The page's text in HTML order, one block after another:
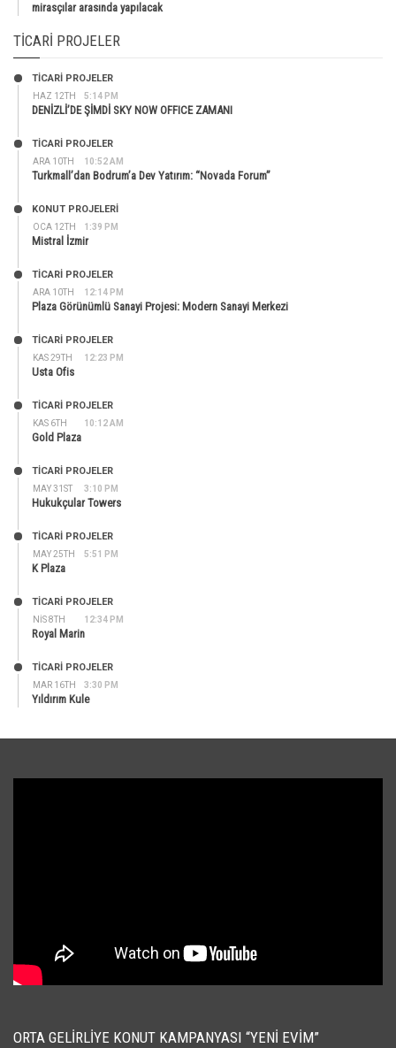
mirasçılar arasında yapılacak
TICARI PROJELER
HAZ 12TH 5:14 PM
TİCARİ PROJELER
DENİZLİ’DE ŞİMDİ SKY NOW OFFICE ZAMANI
ARA 10TH 10:52 AM
TİCARİ PROJELER
Turkmall’dan Bodrum’a Dev Yatırım: “Novada Forum”
OCA 12TH 1:39 PM
KONUT PROJELERI
Mistral İzmir
ARA 10TH 12:14 PM
TİCARİ PROJELER
Plaza Görünümlü Sanayi Projesi: Modern Sanayi Merkezi
KAS 29TH 12:23 PM
TİCARİ PROJELER
Usta Ofis
KAS 6TH 10:12 AM
TİCARİ PROJELER
Gold Plaza
MAY 31ST 3:10 PM
TİCARİ PROJELER
Hukukçular Towers
MAY 25TH 5:51 PM
TİCARİ PROJELER
K Plaza
NIS 8TH 12:34 PM
TİCARİ PROJELER
Royal Marin
MAR 16TH 3:30 PM
TİCARİ PROJELER
Yıldırım Kule
ORTA GELIRLIYE KONUT KAMPANYASI “YENI EVIM”